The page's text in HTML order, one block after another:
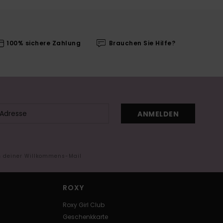
100% sichere Zahlung Brauchen Sie Hilfe?
ANMELDEN
Willkommens-Mail
ROXY
Roxy Girl Club
Geschenkkarte